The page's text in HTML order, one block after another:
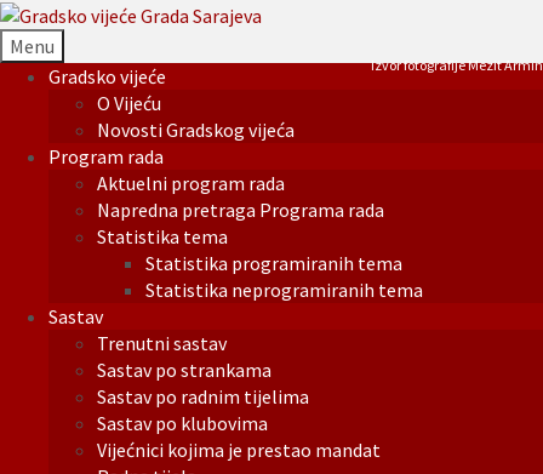
Menu
Gradsko vijeće
O Vijeću
Novosti Gradskog vijeća
Program rada
Aktuelni program rada
Napredna pretraga Programa rada
Statistika tema
Statistika programiranih tema
Statistika neprogramiranih tema
Sastav
Trenutni sastav
Sastav po strankama
Sastav po radnim tijelima
Sastav po klubovima
Vijećnici kojima je prestao mandat
Izvor fotografije Mezit Armin